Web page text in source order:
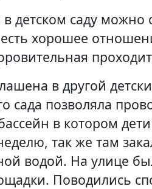
детском саду можно
есть хорошее
в другой
сада позволяла
в котором
так же там
водой. На улице
Поводились